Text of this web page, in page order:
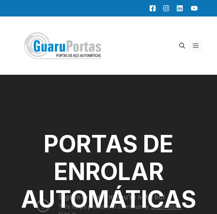
para
conteúdo
MENU
PORTAS DE
ENROLAR
AUTOMÁTICAS